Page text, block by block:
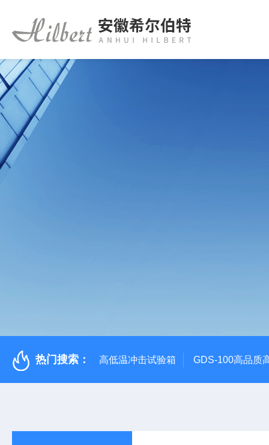
热门搜索： 高低温冲击试验箱 GDS-100高品质